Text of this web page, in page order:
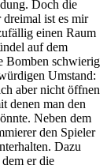
Doch die
ist es mir
einen Raum
auf dem
Bomben schwierig
Umstand:
aber nicht öffnen
denen man den
Neben dem
den Spieler
Dazu
er die